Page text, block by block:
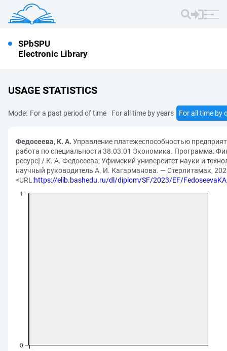
SPbSPU
Electronic Library
USAGE STATISTICS
Mode: For a past period of time For all time by years For all time by
Федосеева, К. А. Управление платежеспособностью
работа по специальности 38.03.01 Экономика. Программа:
ресурс] / К. А. Федосеева; Уфимский университет науки и
научный руководитель А. И. Кагарманова. — Стерлитамак,
<URL:https://elib.bashedu.ru/dl/diplom/SF/2023/EF/